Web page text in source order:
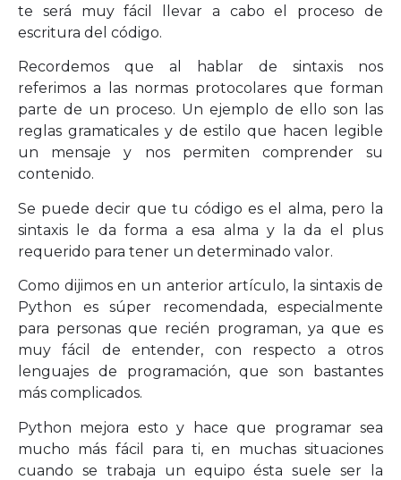
te será muy fácil llevar a cabo el proceso de
escritura del código.
Recordemos que al hablar de sintaxis nos
referimos a las normas protocolares que forman
parte de un proceso. Un ejemplo de ello son las
reglas gramaticales y de estilo que hacen legible
un mensaje y nos permiten comprender su
contenido.
Se puede decir que tu código es el alma, pero la
sintaxis le da forma a esa alma y la da el plus
requerido para tener un determinado valor.
Como dijimos en un anterior artículo, la sintaxis de
Python es súper recomendada, especialmente
para personas que recién programan, ya que es
muy fácil de entender, con respecto a otros
lenguajes de programación, que son bastantes
más complicados.
Python mejora esto y hace que programar sea
mucho más fácil para ti, en muchas situaciones
cuando se trabaja un equipo ésta suele ser la